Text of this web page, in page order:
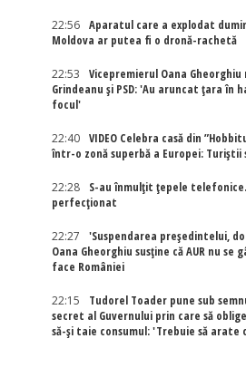
22:56
Aparatul care a explodat
Moldova ar putea fi o dronă-rachetă
22:53
Vicepremierul Oana
Grindeanu și PSD: 'Au aruncat țara în
focul'
22:40
VIDEO Celebra casă din
într-o zonă superbă a Europei:
22:28
S-au înmulțit țepele
perfecționat
22:27
'Suspendarea președintelui,
Oana Gheorghiu susține că AUR nu se
face României
22:15
Tudorel Toader pune sub
secret al Guvernului prin care să
să-și taie consumul: 'Trebuie să